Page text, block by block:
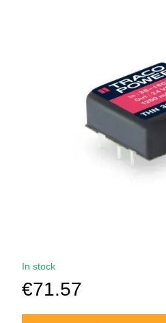
In stock
€71.57